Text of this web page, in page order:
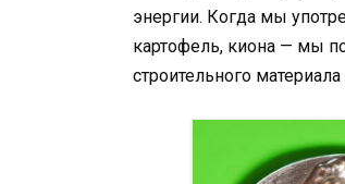
энергии. Когда мы
картофель, киона — мы
строительного